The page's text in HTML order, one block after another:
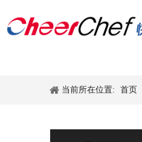
当前所在位置: 首页